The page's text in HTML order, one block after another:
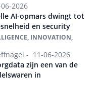
2026
AI-opmars dwingt tot
en security
INNOVATION,
- 11-06-2026
zijn een van de
in